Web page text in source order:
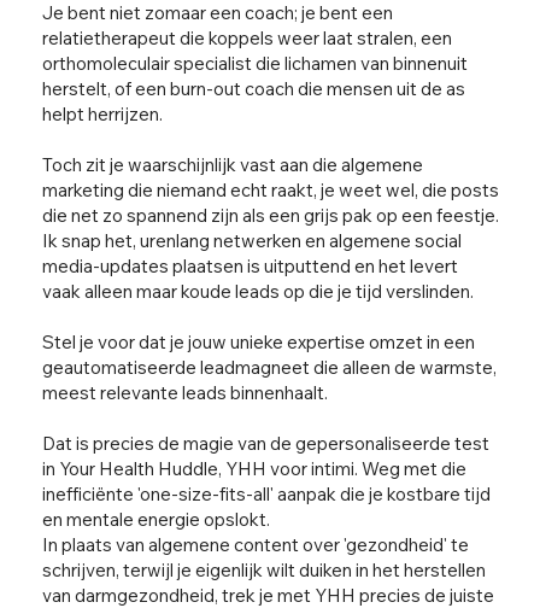
Je bent niet zomaar een coach; je bent een
relatietherapeut die koppels weer laat stralen, een
orthomoleculair specialist die lichamen van binnenuit
herstelt, of een burn-out coach die mensen uit de as
helpt herrijzen.
Toch zit je waarschijnlijk vast aan die algemene
marketing die niemand echt raakt, je weet wel, die posts
die net zo spannend zijn als een grijs pak op een feestje.
Ik snap het, urenlang netwerken en algemene social
media-updates plaatsen is uitputtend en het levert
vaak alleen maar koude leads op die je tijd verslinden.
Stel je voor dat je jouw unieke expertise omzet in een
geautomatiseerde leadmagneet die alleen de warmste,
meest relevante leads binnenhaalt.
Dat is precies de magie van de gepersonaliseerde test
in Your Health Huddle, YHH voor intimi. Weg met die
inefficiënte 'one-size-fits-all' aanpak die je kostbare tijd
en mentale energie opslokt.
In plaats van algemene content over 'gezondheid' te
schrijven, terwijl je eigenlijk wilt duiken in het herstellen
van darmgezondheid, trek je met YHH precies de juiste